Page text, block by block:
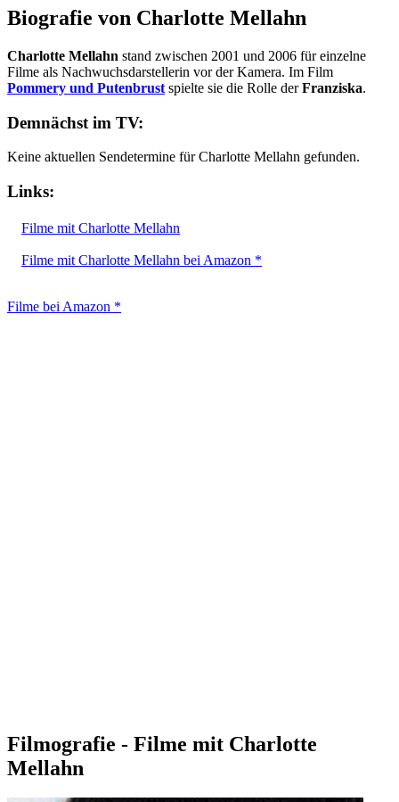
Biografie von Charlotte Mellahn
Charlotte Mellahn stand zwischen 2001 und 2006 für einzelne
Filme als Nachwuchsdarstellerin vor der Kamera. Im Film
Pommery und Putenbrust spielte sie die Rolle derFranziska.
Demnächst im TV:
Keine aktuellen Sendetermine für Charlotte Mellahn gefunden.
Links:
Filme mit Charlotte Mellahn
Filme mit Charlotte Mellahn bei Amazon *
Filme bei Amazon *
Filmografie - Filme mit Charlotte
Mellahn